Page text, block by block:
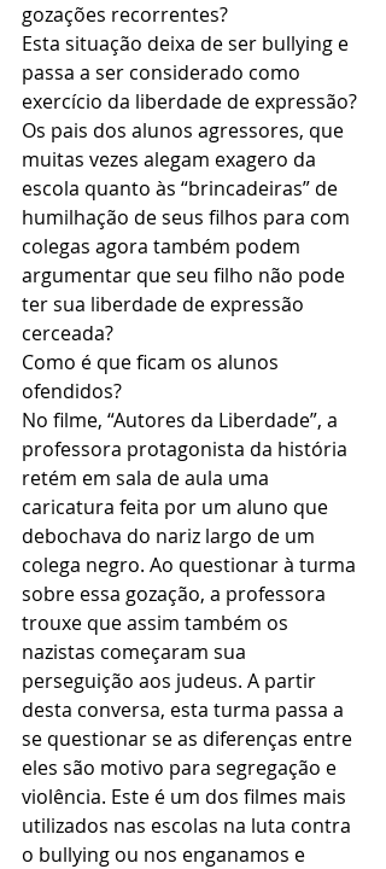
gozações recorrentes?
Esta situação deixa de ser bullying e
passa a ser considerado como
exercício da liberdade de expressão?
Os pais dos alunos agressores, que
muitas vezes alegam exagero da
escola quanto às “brincadeiras” de
humilhação de seus filhos para com
colegas agora também podem
argumentar que seu filho não pode
ter sua liberdade de expressão
cerceada?
Como é que ficam os alunos
ofendidos?
No filme, “Autores da Liberdade”, a
professora protagonista da história
retém em sala de aula uma
caricatura feita por um aluno que
debochava do nariz largo de um
colega negro. Ao questionar à turma
sobre essa gozação, a professora
trouxe que assim também os
nazistas começaram sua
perseguição aos judeus. A partir
desta conversa, esta turma passa a
se questionar se as diferenças entre
eles são motivo para segregação e
violência. Este é um dos filmes mais
utilizados nas escolas na luta contra
o bullying ou nos enganamos e